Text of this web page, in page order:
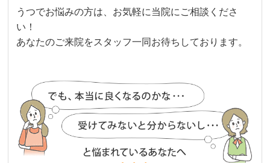
うつでお悩みの方は、お気軽に当院にご相談くださ
い！
あなたのご来院をスタッフ一同お待ちしております。